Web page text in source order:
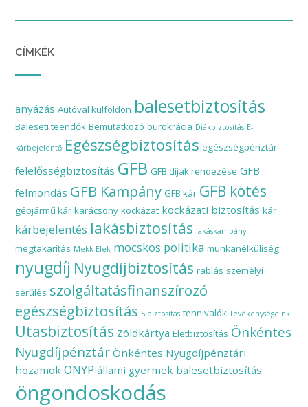
CÍMKÉK
anyázás Autóval külföldön balesetbiztosítás
Baleseti teendők Bemutatkozó bürokrácia Diákbiztosítás E-
kárbejelentő Egészségbiztosítás egészségpénztár
felelősségbiztosítás GFB GFB díjak rendezése GFB
felmondás GFB Kampány GFB kár GFB kötés
gépjármű kár karácsony kockázat kockázati biztosítás kár
kárbejelentés lakásbiztosítás lakáskampány
megtakarítás Mekk Elek mocskos politika munkanélküliség
nyugdíj Nyugdíjbiztosítás rablás személyi
sérülés szolgáltatásfinanszírozó
egészségbiztosítás Síbiztosítás tennivalók Tevékenységeink
Utasbiztosítás Zöldkártya Életbiztosítás Önkéntes
Nyugdíjpénztár Önkéntes Nyugdíjpénztári
hozamok ÖNYP állami gyermek balesetbiztosítás
öngondoskodás